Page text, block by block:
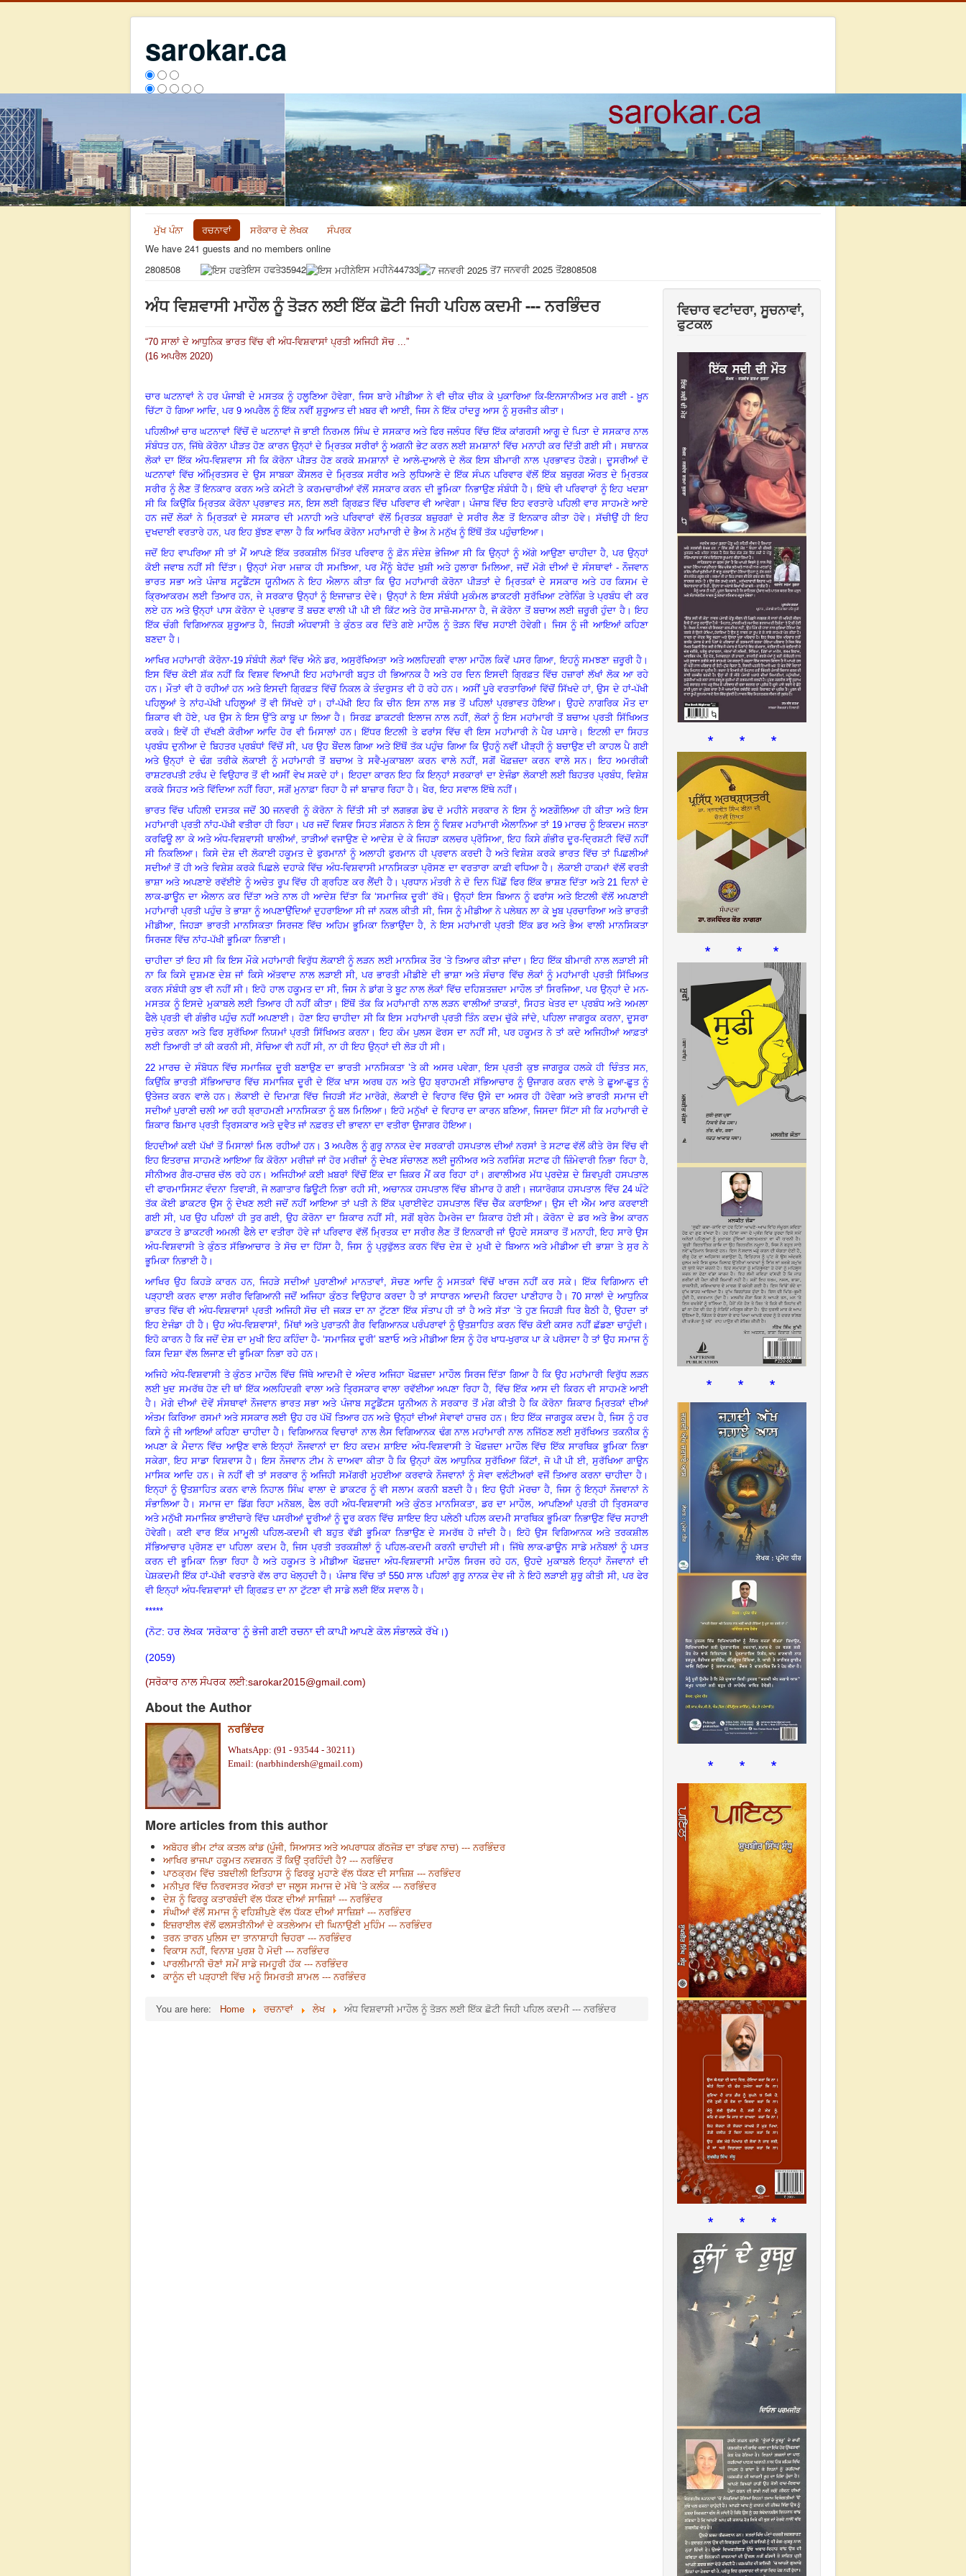
sarokar.ca
ਮੁੱਖ ਪੰਨਾ ਰਚਨਾਵਾਂ ਸਰੋਕਾਰ ਦੇ ਲੇਖਕ
ਸੰਪਰਕ
We have 241 guests and no members online
2808508
ਇਸ ਹਫਤੇ35942 ਇਸ ਮਹੀਨੇ44733 7 ਜਨਵਰੀ 2025 ਤੋਂ2808508
ਅੰਧ ਵਿਸ਼ਵਾਸੀ ਮਾਹੌਲ ਨੂੰ ਤੋੜਨ ਲਈ ਇੱਕ ਛੋਟੀ ਜਿਹੀ ਪਹਿਲ ਕਦਮੀ --- ਨਰਭਿੰਦਰ
“70 ਸਾਲਾਂ ਦੇ ਆਧੁਨਿਕ ਭਾਰਤ ਵਿੱਚ ਵੀ ਅੰਧ-ਵਿਸ਼ਵਾਸਾਂ ਪ੍ਰਤੀ ਅਜਿਹੀ ਸੋਚ ... ”
(16 ਅਪਰੈਲ 2020)
ਚਾਰ ਘਟਨਾਵਾਂ ਨੇ ਹਰ ਪੰਜਾਬੀ ਦੇ ਮਸਤਕ ਨੂੰ ਹਲੂਣਿਆ ਹੋਵੇਗਾ , ਜਿਸ ਬਾਰੇ ਮੀਡੀਆ ਨੇ ਵੀ ਚੀਕ ਚੀਕ ਕੇ ਪੁਕਾਰਿਆ ਕਿ-ਇਨਸਾਨੀਅਤ ਮਰ ਗਈ - ਖ਼ੂਨ
ਚਿੱਟਾ ਹੋ ਗਿਆ ਆਦਿ, ਪਰ 9 ਅਪਰੈਲ ਨੂੰ ਇੱਕ ਨਵੀਂ ਸ਼ੁਰੂਆਤ ਦੀ ਖ਼ਬਰ ਵੀ ਆਈ, ਜਿਸ ਨੇ ਇੱਕ ਹਾਂਦਰੂ ਆਸ ਨੂੰ ਸੁਰਜੀਤ ਕੀਤਾ।
ਪਹਿਲੀਆਂ ਚਾਰ ਘਟਨਾਵਾਂ ਵਿੱਚੋਂ ਦੋ ਘਟਨਾਵਾਂ ਜੋ ਭਾਈ ਨਿਰਮਲ ਸਿੰਘ ਦੇ ਸਸਕਾਰ ਅਤੇ ਫਿਰ ਜਲੰਧਰ ਵਿੱਚ ਇੱਕ ਕਾਂਗਰਸੀ ਆਗੂ ਦੇ ਪਿਤਾ ਦੇ ਸਸਕਾਰ ਨਾਲ
ਸੰਬੰਧਤ ਹਨ, ਜਿੱਥੇ ਕੋਰੋਨਾ ਪੀੜਤ ਹੋਣ ਕਾਰਨ ਉਨ੍ਹਾਂ ਦੇ ਮ੍ਰਿਤਕ ਸਰੀਰਾਂ ਨੂੰ ਅਗਨੀ ਭੇਟ ਕਰਨ ਲਈ ਸ਼ਮਸ਼ਾਨਾਂ ਵਿੱਚ ਮਨਾਹੀ ਕਰ ਦਿੱਤੀ ਗਈ ਸੀ। ਸਥਾਨਕ
ਲੋਕਾਂ ਦਾ ਇੱਕ ਅੰਧ-ਵਿਸ਼ਵਾਸ ਸੀ ਕਿ ਕੋਰੋਨਾ ਪੀੜਤ ਹੋਣ ਕਰਕੇ ਸ਼ਮਸ਼ਾਨਾਂ ਦੇ ਆਲੇ-ਦੁਆਲੇ ਦੇ ਲੋਕ ਇਸ ਬੀਮਾਰੀ ਨਾਲ ਪ੍ਰਭਾਵਤ ਹੋਣਗੇ। ਦੂਸਰੀਆਂ ਦੋ
ਘਟਨਾਵਾਂ ਵਿੱਚ ਅੰਮ੍ਰਿਤਸਰ ਦੇ ਉਸ ਸਾਬਕਾ ਕੌਂਸਲਰ ਦੇ ਮ੍ਰਿਤਕ ਸਰੀਰ ਅਤੇ ਲੁਧਿਆਣੇ ਦੇ ਇੱਕ ਸੰਪਨ ਪਰਿਵਾਰ ਵੱਲੋਂ ਇੱਕ ਬਜ਼ੁਰਗ ਔਰਤ ਦੇ ਮ੍ਰਿਤਕ
ਸਰੀਰ ਨੂੰ ਲੈਣ ਤੋਂ ਇਨਕਾਰ ਕਰਨ ਅਤੇ ਕਮੇਟੀ ਤੇ ਕਰਮਚਾਰੀਆਂ ਵੱਲੋਂ ਸਸਕਾਰ ਕਰਨ ਦੀ ਭੂਮਿਕਾ ਨਿਭਾਉਣ ਸੰਬੰਧੀ ਹੈ। ਇੱਥੇ ਵੀ ਪਰਿਵਾਰਾਂ ਨੂੰ ਇਹ ਖਦਸ਼ਾ
ਸੀ ਕਿ ਕਿਉਂਕਿ ਮ੍ਰਿਤਕ ਕੋਰੋਨਾ ਪ੍ਰਭਾਵਤ ਸਨ, ਇਸ ਲਈ ਗ੍ਰਿਫ਼ਤ ਵਿੱਚ ਪਰਿਵਾਰ ਵੀ ਆਵੇਗਾ। ਪੰਜਾਬ ਵਿੱਚ ਇਹ ਵਰਤਾਰੇ ਪਹਿਲੀ ਵਾਰ ਸਾਹਮਣੇ ਆਏ
ਹਨ ਜਦੋਂ ਲੋਕਾਂ ਨੇ ਮ੍ਰਿਤਕਾਂ ਦੇ ਸਸਕਾਰ ਦੀ ਮਨਾਹੀ ਅਤੇ ਪਰਿਵਾਰਾਂ ਵੱਲੋਂ ਮ੍ਰਿਤਕ ਬਜ਼ੁਰਗਾਂ ਦੇ ਸਰੀਰ ਲੈਣ ਤੋਂ ਇਨਕਾਰ ਕੀਤਾ ਹੋਵੇ। ਸੱਚੀਉਂ ਹੀ ਇਹ
ਦੁਖਦਾਈ ਵਰਤਾਰੇ ਹਨ, ਪਰ ਇਹ ਬੁੱਝਣ ਵਾਲਾ ਹੈ ਕਿ ਆਖਿਰ ਕੋਰੋਨਾ ਮਹਾਂਮਾਰੀ ਦੇ ਭੈਅ ਨੇ ਮਨੁੱਖ ਨੂੰ ਇੱਥੋਂ ਤੱਕ ਪਹੁੰਚਾਇਆ।
ਜਦੋਂ ਇਹ ਵਾਪਰਿਆ ਸੀ ਤਾਂ ਮੈਂ ਆਪਣੇ ਇੱਕ ਤਰਕਸ਼ੀਲ ਮਿੱਤਰ ਪਰਿਵਾਰ ਨੂੰ ਫ਼ੋਨ ਸੰਦੇਸ਼ ਭੇਜਿਆ ਸੀ ਕਿ ਉਨ੍ਹਾਂ ਨੂੰ ਅੱਗੇ ਆਉਣਾ ਚਾਹੀਦਾ ਹੈ , ਪਰ ਉਨ੍ਹਾਂ
ਕੋਈ ਜਵਾਬ ਨਹੀਂ ਸੀ ਦਿੱਤਾ। ਉਨ੍ਹਾਂ ਮੇਰਾ ਮਜ਼ਾਕ ਹੀ ਸਮਝਿਆ, ਪਰ ਮੈਂਨੂੰ ਬੇਹੱਦ ਖੁਸ਼ੀ ਅਤੇ ਹੁਲਾਰਾ ਮਿਲਿਆ, ਜਦੋਂ ਮੋਗੇ ਦੀਆਂ ਦੋ ਸੰਸਥਾਵਾਂ - ਨੌਜਵਾਨ
ਭਾਰਤ ਸਭਾ ਅਤੇ ਪੰਜਾਬ ਸਟੂਡੈਂਟਸ ਯੂਨੀਅਨ ਨੇ ਇਹ ਐਲਾਨ ਕੀਤਾ ਕਿ ਉਹ ਮਹਾਂਮਾਰੀ ਕੋਰੋਨਾ ਪੀੜਤਾਂ ਦੇ ਮ੍ਰਿਤਕਾਂ ਦੇ ਸਸਕਾਰ ਅਤੇ ਹਰ ਕਿਸਮ ਦੇ
ਕ੍ਰਿਆਕਰਮ ਲਈ ਤਿਆਰ ਹਨ, ਜੇ ਸਰਕਾਰ ਉਨ੍ਹਾਂ ਨੂੰ ਇਜਾਜ਼ਾਤ ਦੇਵੇ। ਉਨ੍ਹਾਂ ਨੇ ਇਸ ਸੰਬੰਧੀ ਮੁਕੰਮਲ ਡਾਕਟਰੀ ਸੁਰੱਖਿਆ ਟਰੇਨਿੰਗ ਤੇ ਪ੍ਰਬੰਧ ਵੀ ਕਰ
ਲਏ ਹਨ ਅਤੇ ਉਨ੍ਹਾਂ ਪਾਸ ਕੋਰੋਨਾ ਦੇ ਪ੍ਰਭਾਵ ਤੋਂ ਬਚਣ ਵਾਲੀ ਪੀ ਪੀ ਈ ਕਿੱਟ ਅਤੇ ਹੋਰ ਸਾਜ਼ੋ-ਸਮਾਨਾ ਹੈ, ਜੋ ਕੋਰੋਨਾ ਤੋਂ ਬਚਾਅ ਲਈ ਜ਼ਰੂਰੀ ਹੁੰਦਾ ਹੈ। ਇਹ
ਇੱਕ ਚੰਗੀ ਵਿਗਿਆਨਕ ਸ਼ੁਰੂਆਤ ਹੈ, ਜਿਹੜੀ ਅੰਧਵਾਸੀ ਤੇ ਕੁੰਠਤ ਕਰ ਦਿੱਤੇ ਗਏ ਮਾਹੌਲ ਨੂੰ ਤੋੜਨ ਵਿੱਚ ਸਹਾਈ ਹੋਵੇਗੀ। ਜਿਸ ਨੂੰ ਜੀ ਆਇਆਂ ਕਹਿਣਾ
ਬਣਦਾ ਹੈ।
ਆਖਿਰ ਮਹਾਂਮਾਰੀ ਕੋਰੋਨਾ-19 ਸੰਬੰਧੀ ਲੋਕਾਂ ਵਿੱਚ ਐਨੇ ਡਰ, ਅਸੁਰੱਖਿਅਤਾ ਅਤੇ ਅਲਹਿਦਗੀ ਵਾਲਾ ਮਾਹੌਲ ਕਿਵੇਂ ਪਸਰ ਗਿਆ, ਇਹਨੂੰ ਸਮਝਣਾ ਜ਼ਰੂਰੀ ਹੈ।
ਇਸ ਵਿੱਚ ਕੋਈ ਸ਼ੱਕ ਨਹੀਂ ਕਿ ਵਿਸ਼ਵ ਵਿਆਪੀ ਇਹ ਮਹਾਂਮਾਰੀ ਬਹੁਤ ਹੀ ਭਿਆਨਕ ਹੈ ਅਤੇ ਹਰ ਦਿਨ ਇਸਦੀ ਗ੍ਰਿਫ਼ਤ ਵਿੱਚ ਹਜ਼ਾਰਾਂ ਲੱਖਾਂ ਲੋਕ ਆ ਰਹੇ
ਹਨ। ਮੌਤਾਂ ਵੀ ਹੋ ਰਹੀਆਂ ਹਨ ਅਤੇ ਇਸਦੀ ਗ੍ਰਿਫ਼ਤ ਵਿੱਚੋਂ ਨਿਕਲ ਕੇ ਤੰਦਰੁਸਤ ਵੀ ਹੋ ਰਹੇ ਹਨ। ਅਸੀਂ ਪੂਰੇ ਵਰਤਾਰਿਆਂ ਵਿੱਚੋਂ ਸਿੱਖਦੇ ਹਾਂ, ਉਸ ਦੇ ਹਾਂ-ਪੱਖੀ
ਪਹਿਲੂਆਂ ਤੇ ਨਾਂਹ-ਪੱਖੀ ਪਹਿਲੂਆਂ ਤੋਂ ਵੀ ਸਿੱਖਦੇ ਹਾਂ। ਹਾਂ-ਪੱਖੀ ਇਹ ਕਿ ਚੀਨ ਇਸ ਨਾਲ ਸਭ ਤੋਂ ਪਹਿਲਾਂ ਪ੍ਰਭਾਵਤ ਹੋਇਆ। ਉਹਦੇ ਨਾਗਰਿਕ ਮੌਤ ਦਾ
ਸ਼ਿਕਾਰ ਵੀ ਹੋਏ, ਪਰ ਉਸ ਨੇ ਇਸ ਉੱਤੇ ਕਾਬੂ ਪਾ ਲਿਆ ਹੈ। ਸਿਰਫ਼ ਡਾਕਟਰੀ ਇਲਾਜ ਨਾਲ ਨਹੀਂ, ਲੋਕਾਂ ਨੂੰ ਇਸ ਮਹਾਂਮਾਰੀ ਤੋਂ ਬਚਾਅ ਪ੍ਰਤੀ ਸਿੱਖਿਅਤ
ਕਰਕੇ। ਇਵੇਂ ਹੀ ਦੱਖਣੀ ਕੋਰੀਆ ਆਦਿ ਹੋਰ ਵੀ ਮਿਸਾਲਾਂ ਹਨ। ਇੱਧਰ ਇਟਲੀ ਤੇ ਫਰਾਂਸ ਵਿੱਚ ਵੀ ਇਸ ਮਹਾਂਮਾਰੀ ਨੇ ਪੈਰ ਪਸਾਰੇ। ਇਟਲੀ ਦਾ ਸਿਹਤ
ਪ੍ਰਬੰਧ ਦੁਨੀਆ ਦੇ ਬਿਹਤਰ ਪ੍ਰਬੰਧਾਂ ਵਿੱਚੋਂ ਸੀ, ਪਰ ਉਹ ਬੌਂਦਲ ਗਿਆ ਅਤੇ ਇੱਥੋਂ ਤੱਕ ਪਹੁੰਚ ਗਿਆ ਕਿ ਉਹਨੂੰ ਨਵੀਂ ਪੀੜ੍ਹੀ ਨੂੰ ਬਚਾਉਣ ਦੀ ਕਾਹਲ ਪੈ ਗਈ
ਅਤੇ ਉਨ੍ਹਾਂ ਦੇ ਢੰਗ ਤਰੀਕੇ ਲੋਕਾਈ ਨੂੰ ਮਹਾਂਮਾਰੀ ਤੋਂ ਬਚਾਅ ਤੇ ਸਵੈ-ਮੁਕਾਬਲਾ ਕਰਨ ਵਾਲੇ ਨਹੀਂ, ਸਗੋਂ ਖੌਫ਼ਜ਼ਦਾ ਕਰਨ ਵਾਲੇ ਸਨ। ਇਹ ਅਮਰੀਕੀ
ਰਾਸ਼ਟਰਪਤੀ ਟਰੰਪ ਦੇ ਵਿਉਹਾਰ ਤੋਂ ਵੀ ਅਸੀਂ ਵੇਖ ਸਕਦੇ ਹਾਂ। ਇਹਦਾ ਕਾਰਨ ਇਹ ਕਿ ਇਨ੍ਹਾਂ ਸਰਕਾਰਾਂ ਦਾ ਏਜੰਡਾ ਲੋਕਾਈ ਲਈ ਬਿਹਤਰ ਪ੍ਰਬੰਧ, ਵਿਸ਼ੇਸ਼
ਕਰਕੇ ਸਿਹਤ ਅਤੇ ਵਿੱਦਿਆ ਨਹੀਂ ਰਿਹਾ, ਸਗੋਂ ਮੁਨਾਫ਼ਾ ਰਿਹਾ ਹੈ ਜਾਂ ਬਾਜ਼ਾਰ ਰਿਹਾ ਹੈ। ਖੈਰ, ਇਹ ਸਵਾਲ ਇੱਥੇ ਨਹੀਂ।
ਭਾਰਤ ਵਿੱਚ ਪਹਿਲੀ ਦਸਤਕ ਜਦੋਂ30 ਜਨਵਰੀ ਨੂੰ ਕੋਰੋਨਾ ਨੇ ਦਿੱਤੀ ਸੀ ਤਾਂ ਲਗਭਗ ਡੇਢ ਦੋ ਮਹੀਨੇ ਸਰਕਾਰ ਨੇ ਇਸ ਨੂੰ ਅਣਗੌਲਿਆ ਹੀ ਕੀਤਾ ਅਤੇ ਇਸ
ਮਹਾਂਮਾਰੀ ਪ੍ਰਤੀ ਨਾਂਹ-ਪੱਖੀ ਵਤੀਰਾ ਹੀ ਰਿਹਾ। ਪਰ ਜਦੋਂ ਵਿਸ਼ਵ ਸਿਹਤ ਸੰਗਠਨ ਨੇ ਇਸ ਨੂੰ ਵਿਸ਼ਵ ਮਹਾਂਮਾਰੀ ਐਲਾਨਿਆ ਤਾਂ 19 ਮਾਰਚ ਨੂੰ ਇਕਦਮ ਜਨਤਾ
ਕਰਫਿਊ ਲਾ ਕੇ ਅਤੇ ਅੰਧ-ਵਿਸ਼ਵਾਸੀ ਥਾਲੀਆਂ, ਤਾੜੀਆਂ ਵਜਾਉਣ ਦੇ ਆਦੇਸ਼ ਦੇ ਕੇ ਜਿਹੜਾ ਕਲਚਰ ਪ੍ਰੋਸਿਆ, ਇਹ ਕਿਸੇ ਗੰਭੀਰ ਦੂਰ-ਦ੍ਰਿਸ਼ਟੀ ਵਿੱਚੋਂ ਨਹੀਂ
ਸੀ ਨਿਕਲਿਆ। ਕਿਸੇ ਦੇਸ਼ ਦੀ ਲੋਕਾਈ ਹਕੂਮਤ ਦੇ ਫੁਰਮਾਨਾਂ ਨੂੰ ਅਲਾਹੀ ਫੁਰਮਾਨ ਹੀ ਪ੍ਰਵਾਨ ਕਰਦੀ ਹੈ ਅਤੇ ਵਿਸ਼ੇਸ਼ ਕਰਕੇ ਭਾਰਤ ਵਿੱਚ ਤਾਂ ਪਿਛਲੀਆਂ
ਸਦੀਆਂ ਤੋਂ ਹੀ ਅਤੇ ਵਿਸ਼ੇਸ਼ ਕਰਕੇ ਪਿਛਲੇ ਦਹਾਕੇ ਵਿੱਚ ਅੰਧ-ਵਿਸ਼ਵਾਸੀ ਮਾਨਸਿਕਤਾ ਪ੍ਰੋਸਣ ਦਾ ਵਰਤਾਰਾ ਕਾਫ਼ੀ ਵਧਿਆ ਹੈ। ਲੋਕਾਈ ਹਾਕਮਾਂ ਵੱਲੋਂ ਵਰਤੀ
ਭਾਸ਼ਾ ਅਤੇ ਅਪਣਾਏ ਰਵੱਈਏ ਨੂੰ ਅਚੇਤ ਰੂਪ ਵਿੱਚ ਹੀ ਗ੍ਰਹਿਣ ਕਰ ਲੈਂਦੀ ਹੈ। ਪ੍ਰਧਾਨ ਮੰਤਰੀ ਨੇ ਦੋ ਦਿਨ ਪਿੱਛੋਂ ਫਿਰ ਇੱਕ ਭਾਸ਼ਣ ਦਿੱਤਾ ਅਤੇ 21 ਦਿਨਾਂ ਦੇ
ਲਾਕ-ਡਾਊਨ ਦਾ ਐਲਾਨ ਕਰ ਦਿੱਤਾ ਅਤੇ ਨਾਲ ਹੀ ਆਦੇਸ਼ ਦਿੱਤਾ ਕਿ ‘ਸਮਾਜਿਕ ਦੂਰੀ’ ਰੱਖੋ। ਉਨ੍ਹਾਂ ਇਸ ਬਿਆਨ ਨੂੰ ਫਰਾਂਸ ਅਤੇ ਇਟਲੀ ਵੱਲੋਂ ਅਪਣਾਈ
ਮਹਾਂਮਾਰੀ ਪ੍ਰਤੀ ਪਹੁੰਚ ਤੇ ਭਾਸ਼ਾ ਨੂੰ ਅਪਣਾਉਂਦਿਆਂ ਦੁਹਰਾਇਆ ਸੀ ਜਾਂ ਨਕਲ ਕੀਤੀ ਸੀ, ਜਿਸ ਨੂੰ ਮੀਡੀਆ ਨੇ ਪਲੇਥਨ ਲਾ ਕੇ ਖੂਬ ਪ੍ਰਚਾਰਿਆ ਅਤੇ ਭਾਰਤੀ
ਮੀਡੀਆ, ਜਿਹੜਾ ਭਾਰਤੀ ਮਾਨਸਿਕਤਾ ਸਿਰਜਣ ਵਿੱਚ ਅਹਿਮ ਭੂਮਿਕਾ ਨਿਭਾਉਂਦਾ ਹੈ, ਨੇ ਇਸ ਮਹਾਂਮਾਰੀ ਪ੍ਰਤੀ ਇੱਕ ਡਰ ਅਤੇ ਭੈਅ ਵਾਲੀ ਮਾਨਸਿਕਤਾ
ਸਿਰਜਣ ਵਿੱਚ ਨਾਂਹ-ਪੱਖੀ ਭੂਮਿਕਾ ਨਿਭਾਈ।
ਚਾਹੀਦਾ ਤਾਂ ਇਹ ਸੀ ਕਿ ਇਸ ਮੌਕੇ ਮਹਾਂਮਾਰੀ ਵਿਰੁੱਧ ਲੋਕਾਈ ਨੂੰ ਲੜਨ ਲਈ ਮਾਨਸਿਕ ਤੌਰ ’ਤੇ ਤਿਆਰ ਕੀਤਾ ਜਾਂਦਾ। ਇਹ ਇੱਕ ਬੀਮਾਰੀ ਨਾਲ ਲੜਾਈ ਸੀ
ਨਾ ਕਿ ਕਿਸੇ ਦੁਸ਼ਮਣ ਦੇਸ਼ ਜਾਂ ਕਿਸੇ ਅੱਤਵਾਦ ਨਾਲ ਲੜਾਈ ਸੀ, ਪਰ ਭਾਰਤੀ ਮੀਡੀਏ ਦੀ ਭਾਸ਼ਾ ਅਤੇ ਸੰਚਾਰ ਵਿੱਚ ਲੋਕਾਂ ਨੂੰ ਮਹਾਂਮਾਰੀ ਪ੍ਰਤੀ ਸਿੱਖਿਅਤ
ਕਰਨ ਸੰਬੰਧੀ ਕੁਝ ਵੀ ਨਹੀਂ ਸੀ। ਇਹੋ ਹਾਲ ਹਕੂਮਤ ਦਾ ਸੀ, ਜਿਸ ਨੇ ਡਾਂਗ ਤੇ ਬੂਟ ਨਾਲ ਲੋਕਾਂ ਵਿੱਚ ਦਹਿਸ਼ਤਜ਼ਦਾ ਮਾਹੌਲ ਤਾਂ ਸਿਰਜਿਆ, ਪਰ ਉਨ੍ਹਾਂ ਦੇ ਮਨ-
ਮਸਤਕ ਨੂੰ ਇਸਦੇ ਮੁਕਾਬਲੇ ਲਈ ਤਿਆਰ ਹੀ ਨਹੀਂ ਕੀਤਾ। ਇੱਥੋਂ ਤੱਕ ਕਿ ਮਹਾਂਮਾਰੀ ਨਾਲ ਲੜਨ ਵਾਲੀਆਂ ਤਾਕਤਾਂ, ਸਿਹਤ ਖੇਤਰ ਦਾ ਪ੍ਰਬੰਧ ਅਤੇ ਅਮਲਾ
ਫੈਲੇ ਪ੍ਰਤੀ ਵੀ ਗੰਭੀਰ ਪਹੁੰਚ ਨਹੀਂ ਅਪਣਾਈ। ਹੋਣਾ ਇਹ ਚਾਹੀਦਾ ਸੀ ਕਿ ਇਸ ਮਹਾਂਮਾਰੀ ਪ੍ਰਤੀ ਤਿੰਨ ਕਦਮ ਚੁੱਕੇ ਜਾਂਦੇ, ਪਹਿਲਾ ਜਾਗਰੂਕ ਕਰਨਾ, ਦੂਸਰਾ
ਸੁਚੇਤ ਕਰਨਾ ਅਤੇ ਫਿਰ ਸੁਰੱਖਿਆ ਨਿਯਮਾਂ ਪ੍ਰਤੀ ਸਿੱਖਿਅਤ ਕਰਨਾ। ਇਹ ਕੰਮ ਪੁਲਸ ਫੋਰਸ ਦਾ ਨਹੀਂ ਸੀ, ਪਰ ਹਕੂਮਤ ਨੇ ਤਾਂ ਕਦੇ ਅਜਿਹੀਆਂ ਆਫ਼ਤਾਂ
ਲਈ ਤਿਆਰੀ ਤਾਂ ਕੀ ਕਰਨੀ ਸੀ, ਸੋਚਿਆ ਵੀ ਨਹੀਂ ਸੀ, ਨਾ ਹੀ ਇਹ ਉਨ੍ਹਾਂ ਦੀ ਲੋੜ ਹੀ ਸੀ।
22 ਮਾਰਚ ਦੇ ਸੰਬੋਧਨ ਵਿੱਚ ਸਮਾਜਿਕ ਦੂਰੀ ਬਣਾਉਣ ਦਾ ਭਾਰਤੀ ਮਾਨਸਿਕਤਾ ’ਤੇ ਕੀ ਅਸਰ ਪਵੇਗਾ, ਇਸ ਪ੍ਰਤੀ ਕੁਝ ਜਾਗਰੂਕ ਹਲਕੇ ਹੀ ਚਿੰਤਤ ਸਨ,
ਕਿਉਂਕਿ ਭਾਰਤੀ ਸੱਭਿਆਚਾਰ ਵਿੱਚ ਸਮਾਜਿਕ ਦੂਰੀ ਦੇ ਇੱਕ ਖਾਸ ਅਰਥ ਹਨ ਅਤੇ ਉਹ ਬ੍ਰਾਹਮਣੀ ਸੱਭਿਆਚਾਰ ਨੂੰ ਉਜਾਗਰ ਕਰਨ ਵਾਲੇ ਤੇ ਛੂਆ-ਛੂਤ ਨੂੰ
ਉਤੇਜਤ ਕਰਨ ਵਾਲੇ ਹਨ। ਲੋਕਾਈ ਦੇ ਦਿਮਾਗ਼ ਵਿੱਚ ਜਿਹੜੀ ਸੱਟ ਮਾਰੋਗੇ, ਲੋਕਾਈ ਦੇ ਵਿਹਾਰ ਵਿੱਚ ਉਸੇ ਦਾ ਅਸਰ ਹੀ ਹੋਵੇਗਾ ਅਤੇ ਭਾਰਤੀ ਸਮਾਜ ਦੀ
ਸਦੀਆਂ ਪੁਰਾਣੀ ਚਲੀ ਆ ਰਹੀ ਬ੍ਰਾਹਮਣੀ ਮਾਨਸਿਕਤਾ ਨੂੰ ਬਲ ਮਿਲਿਆ। ਇਹੋ ਮਨੁੱਖਾਂ ਦੇ ਵਿਹਾਰ ਦਾ ਕਾਰਨ ਬਣਿਆ, ਜਿਸਦਾ ਸਿੱਟਾ ਸੀ ਕਿ ਮਹਾਂਮਾਰੀ ਦੇ
ਸ਼ਿਕਾਰ ਬਿਮਾਰ ਪ੍ਰਤੀ ਤ੍ਰਿਸਕਾਰ ਅਤੇ ਦੁਵੈਤ ਜਾਂ ਨਫ਼ਰਤ ਦੀ ਭਾਵਨਾ ਦਾ ਵਤੀਰਾ ਉਜਾਗਰ ਹੋਇਆ।
ਇਹਦੀਆਂ ਕਈ ਪੱਖਾਂ ਤੋਂ ਮਿਸਾਲਾਂ ਮਿਲ ਰਹੀਆਂ ਹਨ। 3 ਅਪਰੈਲ ਨੂੰ ਗੁਰੂ ਨਾਨਕ ਦੇਵ ਸਰਕਾਰੀ ਹਸਪਤਾਲ ਦੀਆਂ ਨਰਸਾਂ ਤੇ ਸਟਾਫ ਵੱਲੋਂ ਕੀਤੇ ਰੋਸ ਵਿੱਚ ਵੀ
ਇਹ ਇਤਰਾਜ਼ ਸਾਹਮਣੇ ਆਇਆ ਕਿ ਕੋਰੋਨਾ ਮਰੀਜ਼ਾਂ ਜਾਂ ਹੋਰ ਮਰੀਜ਼ਾਂ ਨੂੰ ਦੇਖਣ ਸੰਚਾਲਣ ਲਈ ਜੂਨੀਅਰ ਅਤੇ ਨਰਸਿੰਗ ਸਟਾਫ ਹੀ ਜ਼ਿੰਮੇਵਾਰੀ ਨਿਭਾ ਰਿਹਾ ਹੈ,
ਸੀਨੀਅਰ ਗੈਰ-ਹਾਜ਼ਰ ਚੱਲ ਰਹੇ ਹਨ। ਅਜਿਹੀਆਂ ਕਈ ਖ਼ਬਰਾਂ ਵਿੱਚੋਂ ਇੱਕ ਦਾ ਜ਼ਿਕਰ ਮੈਂ ਕਰ ਰਿਹਾ ਹਾਂ। ਗਵਾਲੀਅਰ ਮੱਧ ਪ੍ਰਦੇਸ਼ ਦੇ ਸ਼ਿਵਪੁਰੀ ਹਸਪਤਾਲ
ਦੀ ਫਾਰਮਾਸਿਸਟ ਵੰਦਨਾ ਤਿਵਾੜੀ, ਜੋ ਲਗਾਤਾਰ ਡਿਊਟੀ ਨਿਭਾ ਰਹੀ ਸੀ, ਅਚਾਨਕ ਹਸਪਤਾਲ ਵਿੱਚ ਬੀਮਾਰ ਹੋ ਗਈ। ਜਯਾਰੋਗਯ ਹਸਪਤਾਲ ਵਿੱਚ 24 ਘੰਟੇ
ਤੱਕ ਕੋਈ ਡਾਕਟਰ ਉਸ ਨੂੰ ਦੇਖਣ ਲਈ ਜਦੋਂ ਨਹੀਂ ਆਇਆ ਤਾਂ ਪਤੀ ਨੇ ਇੱਕ ਪ੍ਰਾਈਵੇਟ ਹਸਪਤਾਲ ਵਿੱਚ ਚੈੱਕ ਕਰਾਇਆ। ਉਸ ਦੀ ਐੱਮ ਆਰ ਕਰਵਾਈ
ਗਈ ਸੀ, ਪਰ ਉਹ ਪਹਿਲਾਂ ਹੀ ਤੁਰ ਗਈ, ਉਹ ਕੋਰੋਨਾ ਦਾ ਸ਼ਿਕਾਰ ਨਹੀਂ ਸੀ, ਸਗੋਂ ਬ੍ਰੇਨ ਹੈਮਰੇਜ ਦਾ ਸ਼ਿਕਾਰ ਹੋਈ ਸੀ। ਕੋਰੋਨਾ ਦੇ ਡਰ ਅਤੇ ਭੈਅ ਕਾਰਨ
ਡਾਕਟਰ ਤੇ ਡਾਕਟਰੀ ਅਮਲੀ ਫੈਲੇ ਦਾ ਵਤੀਰਾ ਹੋਵੇ ਜਾਂ ਪਰਿਵਾਰ ਵੱਲੋਂ ਮ੍ਰਿਤਕ ਦਾ ਸਰੀਰ ਲੈਣ ਤੋਂ ਇਨਕਾਰੀ ਜਾਂ ਉਹਦੇ ਸਸਕਾਰ ਤੋਂ ਮਨਾਹੀ, ਇਹ ਸਾਰੇ ਉਸ
ਅੰਧ-ਵਿਸ਼ਵਾਸੀ ਤੇ ਕੁੰਠਤ ਸੱਭਿਆਚਾਰ ਤੇ ਸੋਚ ਦਾ ਹਿੱਸਾ ਹੈ, ਜਿਸ ਨੂੰ ਪ੍ਰੁਫੁੱਲਤ ਕਰਨ ਵਿੱਚ ਦੇਸ਼ ਦੇ ਮੁਖੀ ਦੇ ਬਿਆਨ ਅਤੇ ਮੀਡੀਆ ਦੀ ਭਾਸ਼ਾ ਤੇ ਸੁਰ ਨੇ
ਭੂਮਿਕਾ ਨਿਭਾਈ ਹੈ।
ਆਖਿਰ ਉਹ ਕਿਹੜੇ ਕਾਰਨ ਹਨ, ਜਿਹੜੇ ਸਦੀਆਂ ਪੁਰਾਣੀਆਂ ਮਾਨਤਾਵਾਂ, ਸੋਚਣ ਆਦਿ ਨੂੰ ਮਸਤਕਾਂ ਵਿੱਚੋਂ ਖਾਰਜ ਨਹੀਂ ਕਰ ਸਕੇ। ਇੱਕ ਵਿਗਿਆਨ ਦੀ
ਪੜ੍ਹਾਈ ਕਰਨ ਵਾਲਾ ਸਰੀਰ ਵਿਗਿਆਨੀ ਜਦੋਂ ਅਜਿਹਾ ਕੁੰਠਤ ਵਿਉਹਾਰ ਕਰਦਾ ਹੈ ਤਾਂ ਸਾਧਾਰਨ ਆਦਮੀ ਕਿਹਦਾ ਪਾਣੀਹਾਰ ਹੈ। 70 ਸਾਲਾਂ ਦੇ ਆਧੁਨਿਕ
ਭਾਰਤ ਵਿੱਚ ਵੀ ਅੰਧ-ਵਿਸ਼ਵਾਸਾਂ ਪ੍ਰਤੀ ਅਜਿਹੀ ਸੋਚ ਦੀ ਜਕੜ ਦਾ ਨਾ ਟੁੱਟਣਾ ਇੱਕ ਸੰਤਾਪ ਹੀ ਤਾਂ ਹੈ ਅਤੇ ਸੱਤਾ ’ਤੇ ਹੁਣ ਜਿਹੜੀ ਧਿਰ ਬੈਠੀ ਹੈ, ਉਹਦਾ ਤਾਂ
ਇਹ ਏਜੰਡਾ ਹੀ ਹੈ। ਉਹ ਅੰਧ-ਵਿਸ਼ਵਾਸਾਂ, ਮਿੱਥਾਂ ਅਤੇ ਪੁਰਾਤਨੀ ਗੈਰ ਵਿਗਿਆਨਕ ਪਰੰਪਰਾਵਾਂ ਨੂੰ ਉਤਸ਼ਾਹਿਤ ਕਰਨ ਵਿੱਚ ਕੋਈ ਕਸਰ ਨਹੀਂ ਛੱਡਣਾ ਚਾਹੁੰਦੀ।
ਇਹੋ ਕਾਰਨ ਹੈ ਕਿ ਜਦੋਂ ਦੇਸ਼ ਦਾ ਮੁਖੀ ਇਹ ਕਹਿੰਦਾ ਹੈ- ‘ਸਮਾਜਿਕ ਦੂਰੀ’ ਬਣਾਓ ਅਤੇ ਮੀਡੀਆ ਇਸ ਨੂੰ ਹੋਰ ਖਾਧ-ਖੁਰਾਕ ਪਾ ਕੇ ਪਰੋਸਦਾ ਹੈ ਤਾਂ ਉਹ ਸਮਾਜ ਨੂੰ
ਕਿਸ ਦਿਸ਼ਾ ਵੱਲ ਲਿਜਾਣ ਦੀ ਭੂਮਿਕਾ ਨਿਭਾ ਰਹੇ ਹਨ।
ਅਜਿਹੇ ਅੰਧ-ਵਿਸ਼ਵਾਸੀ ਤੇ ਕੁੰਠਤ ਮਾਹੌਲ ਵਿੱਚ ਜਿੱਥੇ ਆਦਮੀ ਦੇ ਅੰਦਰ ਅਜਿਹਾ ਖੌਫ਼ਜ਼ਦਾ ਮਾਹੌਲ ਸਿਰਜ ਦਿੱਤਾ ਗਿਆ ਹੈ ਕਿ ਉਹ ਮਹਾਂਮਾਰੀ ਵਿਰੁੱਧ ਲੜਨ
ਲਈ ਖੁਦ ਸਮਰੱਥ ਹੋਣ ਦੀ ਥਾਂ ਇੱਕ ਅਲਹਿਦਗੀ ਵਾਲਾ ਅਤੇ ਤ੍ਰਿਸਕਾਰ ਵਾਲਾ ਰਵੱਈਆ ਅਪਣਾ ਰਿਹਾ ਹੈ , ਵਿੱਚ ਇੱਕ ਆਸ ਦੀ ਕਿਰਨ ਵੀ ਸਾਹਮਣੇ ਆਈ
ਹੈ। ਮੋਗੇ ਦੀਆਂ ਦੋਵੇਂ ਸੰਸਥਾਵਾਂ ਨੌਜਵਾਨ ਭਾਰਤ ਸਭਾ ਅਤੇ ਪੰਜਾਬ ਸਟੂਡੈਂਟਸ ਯੂਨੀਅਨ ਨੇ ਸਰਕਾਰ ਤੋਂ ਮੰਗ ਕੀਤੀ ਹੈ ਕਿ ਕੋਰੋਨਾ ਸ਼ਿਕਾਰ ਮ੍ਰਿਤਕਾਂ ਦੀਆਂ
ਅੰਤਮ ਕਿਰਿਆ ਰਸਮਾਂ ਅਤੇ ਸਸਕਾਰ ਲਈ ਉਹ ਹਰ ਪੱਖੋਂ ਤਿਆਰ ਹਨ ਅਤੇ ਉਨ੍ਹਾਂ ਦੀਆਂ ਸੇਵਾਵਾਂ ਹਾਜ਼ਰ ਹਨ। ਇਹ ਇੱਕ ਜਾਗਰੂਕ ਕਦਮ ਹੈ, ਜਿਸ ਨੂੰ ਹਰ
ਕਿਸੇ ਨੂੰ ਜੀ ਆਇਆਂ ਕਹਿਣਾ ਚਾਹੀਦਾ ਹੈ। ਵਿਗਿਆਨਕ ਵਿਚਾਰਾਂ ਨਾਲ ਲੈਸ ਵਿਗਿਆਨਕ ਢੰਗ ਨਾਲ ਮਹਾਂਮਾਰੀ ਨਾਲ ਨਜਿੱਠਣ ਲਈ ਸੁਰੱਖਿਅਤ ਤਕਨੀਕ ਨੂੰ
ਅਪਣਾ ਕੇ ਮੈਦਾਨ ਵਿੱਚ ਆਉਣ ਵਾਲੇ ਇਨ੍ਹਾਂ ਨੌਜਵਾਨਾਂ ਦਾ ਇਹ ਕਦਮ ਸ਼ਾਇਦ ਅੰਧ-ਵਿਸ਼ਵਾਸੀ ਤੇ ਖੌਫ਼ਜ਼ਦਾ ਮਾਹੌਲ ਵਿੱਚ ਇੱਕ ਸਾਰਥਿਕ ਭੂਮਿਕਾ ਨਿਭਾ
ਸਕੇਗਾ, ਇਹ ਸਾਡਾ ਵਿਸ਼ਵਾਸ ਹੈ। ਇਸ ਨੌਜਵਾਨ ਟੀਮ ਨੇ ਦਾਅਵਾ ਕੀਤਾ ਹੈ ਕਿ ਉਨ੍ਹਾਂ ਕੋਲ ਆਧੁਨਿਕ ਸੁਰੱਖਿਆ ਕਿੱਟਾਂ, ਜੋ ਪੀ ਪੀ ਈ, ਸੁਰੱਖਿਆ ਗਾਊਨ
ਮਾਸਿਕ ਆਦਿ ਹਨ। ਜੇ ਨਹੀਂ ਵੀ ਤਾਂ ਸਰਕਾਰ ਨੂੰ ਅਜਿਹੀ ਸਮੱਗਰੀ ਮੁਹਈਆ ਕਰਵਾਕੇ ਨੌਜਵਾਨਾਂ ਨੂੰ ਸੇਵਾ ਵਲੰਟੀਅਰਾਂ ਵਜੋਂ ਤਿਆਰ ਕਰਨਾ ਚਾਹੀਦਾ ਹੈ।
ਇਨ੍ਹਾਂ ਨੂੰ ਉਤਸ਼ਾਹਿਤ ਕਰਨ ਵਾਲੇ ਨਿਹਾਲ ਸਿੰਘ ਵਾਲਾ ਦੇ ਡਾਕਟਰ ਨੂੰ ਵੀ ਸਲਾਮ ਕਰਨੀ ਬਣਦੀ ਹੈ। ਇਹ ਉਹੀ ਮੋਰਚਾ ਹੈ, ਜਿਸ ਨੂੰ ਇਨ੍ਹਾਂ ਨੌਜਵਾਨਾਂ ਨੇ
ਸੰਭਾਲਿਆ ਹੈ। ਸਮਾਜ ਦਾ ਡਿੱਗ ਰਿਹਾ ਮਨੋਬਲ, ਫੈਲ ਰਹੀ ਅੰਧ-ਵਿਸ਼ਵਾਸੀ ਅਤੇ ਕੁੰਠਤ ਮਾਨਸਿਕਤਾ, ਡਰ ਦਾ ਮਾਹੌਲ, ਆਪਣਿਆਂ ਪ੍ਰਤੀ ਹੀ ਤ੍ਰਿਸਕਾਰ
ਅਤੇ ਮਨੁੱਖੀ ਸਮਾਜਿਕ ਭਾਈਚਾਰੇ ਵਿੱਚ ਪਸਰੀਆਂ ਦੂਰੀਆਂ ਨੂੰ ਦੂਰ ਕਰਨ ਵਿੱਚ ਸ਼ਾਇਦ ਇਹ ਪਲੇਠੀ ਪਹਿਲ ਕਦਮੀ ਸਾਰਥਿਕ ਭੂਮਿਕਾ ਨਿਭਾਉਣ ਵਿੱਚ ਸਹਾਈ
ਹੋਵੇਗੀ। ਕਈ ਵਾਰ ਇੱਕ ਮਾਮੂਲੀ ਪਹਿਲ-ਕਦਮੀ ਵੀ ਬਹੁਤ ਵੱਡੀ ਭੂਮਿਕਾ ਨਿਭਾਉਣ ਦੇ ਸਮਰੱਥ ਹੋ ਜਾਂਦੀ ਹੈ। ਇਹੋ ਉਸ ਵਿਗਿਆਨਕ ਅਤੇ ਤਰਕਸ਼ੀਲ
ਸੱਭਿਆਚਾਰ ਪ੍ਰੋਸਣ ਦਾ ਪਹਿਲਾ ਕਦਮ ਹੈ, ਜਿਸ ਪ੍ਰਤੀ ਤਰਕਸ਼ੀਲਾਂ ਨੂੰ ਪਹਿਲ-ਕਦਮੀ ਕਰਨੀ ਚਾਹੀਦੀ ਸੀ। ਜਿੱਥੇ ਲਾਕ-ਡਾਊਨ ਸਾਡੇ ਮਨੋਬਲਾਂ ਨੂੰ ਪਸਤ
ਕਰਨ ਦੀ ਭੂਮਿਕਾ ਨਿਭਾ ਰਿਹਾ ਹੈ ਅਤੇ ਹਕੂਮਤ ਤੇ ਮੀਡੀਆ ਖੌਫ਼ਜ਼ਦਾ ਅੰਧ-ਵਿਸ਼ਵਾਸੀ ਮਾਹੌਲ ਸਿਰਜ ਰਹੇ ਹਨ, ਉਹਦੇ ਮੁਕਾਬਲੇ ਇਨ੍ਹਾਂ ਨੌਜਵਾਨਾਂ ਦੀ
ਪੇਸ਼ਕਦਮੀ ਇੱਕ ਹਾਂ-ਪੱਖੀ ਵਰਤਾਰੇ ਵੱਲ ਰਾਹ ਖੋਲ੍ਹਦੀ ਹੈ। ਪੰਜਾਬ ਵਿੱਚ ਤਾਂ 550 ਸਾਲ ਪਹਿਲਾਂ ਗੁਰੂ ਨਾਨਕ ਦੇਵ ਜੀ ਨੇ ਇਹੋ ਲੜਾਈ ਸ਼ੁਰੂ ਕੀਤੀ ਸੀ, ਪਰ ਫੇਰ
ਵੀ ਇਨ੍ਹਾਂ ਅੰਧ-ਵਿਸ਼ਵਾਸਾਂ ਦੀ ਗ੍ਰਿਫ਼ਤ ਦਾ ਨਾ ਟੁੱਟਣਾ ਵੀ ਸਾਡੇ ਲਈ ਇੱਕ ਸਵਾਲ ਹੈ।
*****
(ਨੋਟ: ਹਰ ਲੇਖਕ ‘ਸਰੋਕਾਰ’ ਨੂੰ ਭੇਜੀ ਗਈ ਰਚਨਾ ਦੀ ਕਾਪੀ ਆਪਣੇ ਕੋਲ ਸੰਭਾਲਕੇ ਰੱਖੇ।)
(2059)
(ਸਰੋਕਾਰ ਨਾਲ ਸੰਪਰਕ ਲਈ:sarokar2015@gmail.com)
About the Author
ਨਰਭਿੰਦਰ
WhatsApp: (91 - 93544 - 30211)
Email: (narbhindersh@gmail.com)
More articles from this author
ਅਬੋਹਰ ਭੀਮ ਟਾਂਕ ਕਤਲ ਕਾਂਡ (ਪੂੰਜੀ, ਸਿਆਸਤ ਅਤੇ ਅਪਰਾਧਕ ਗੱਠਜੋੜ ਦਾ ਤਾਂਡਵ ਨਾਚ) --- ਨਰਭਿੰਦਰ
ਆਖਿਰ ਭਾਜਪਾ ਹਕੂਮਤ ਨਵਸ਼ਰਨ ਤੋਂ ਕਿਉਂ ਤ੍ਰਹਿੰਦੀ ਹੈ? --- ਨਰਭਿੰਦਰ
ਪਾਠਕ੍ਰਮ ਵਿੱਚ ਤਬਦੀਲੀ ਇਤਿਹਾਸ ਨੂੰ ਫਿਰਕੂ ਮੁਹਾਣੇ ਵੱਲ ਧੱਕਣ ਦੀ ਸਾਜ਼ਿਸ਼ --- ਨਰਭਿੰਦਰ
ਮਨੀਪੁਰ ਵਿੱਚ ਨਿਰਵਸਤਰ ਔਰਤਾਂ ਦਾ ਜਲੂਸ ਸਮਾਜ ਦੇ ਮੱਥੇ ’ਤੇ ਕਲੰਕ --- ਨਰਭਿੰਦਰ
ਦੇਸ਼ ਨੂੰ ਫਿਰਕੂ ਕਤਾਰਬੰਦੀ ਵੱਲ ਧੱਕਣ ਦੀਆਂ ਸਾਜ਼ਿਸ਼ਾਂ --- ਨਰਭਿੰਦਰ
ਸੰਘੀਆਂ ਵੱਲੋਂ ਸਮਾਜ ਨੂੰ ਵਹਿਸ਼ੀਪੁਣੇ ਵੱਲ ਧੱਕਣ ਦੀਆਂ ਸਾਜ਼ਿਸ਼ਾਂ --- ਨਰਭਿੰਦਰ
ਇਜ਼ਰਾਈਲ ਵੱਲੋਂ ਫਲਸਤੀਨੀਆਂ ਦੇ ਕਤਲੇਆਮ ਦੀ ਘਿਨਾਉਣੀ ਮੁਹਿੰਮ --- ਨਰਭਿੰਦਰ
ਤਰਨ ਤਾਰਨ ਪੁਲਿਸ ਦਾ ਤਾਨਾਸ਼ਾਹੀ ਚਿਹਰਾ --- ਨਰਭਿੰਦਰ
ਵਿਕਾਸ ਨਹੀਂ, ਵਿਨਾਸ਼ ਪੁਰਸ਼ ਹੈ ਮੋਦੀ --- ਨਰਭਿੰਦਰ
ਪਾਰਲੀਮਾਨੀ ਚੋਣਾਂ ਸਮੇਂ ਸਾਡੇ ਜਮਹੂਰੀ ਹੱਕ --- ਨਰਭਿੰਦਰ
ਕਾਨੂੰਨ ਦੀ ਪੜ੍ਹਾਈ ਵਿੱਚ ਮਨੂੰ ਸਿਮਰਤੀ ਸ਼ਾਮਲ --- ਨਰਭਿੰਦਰ
You are here: Home ਰਚਨਾਵਾਂ ਲੇਖ ਅੰਧ ਵਿਸ਼ਵਾਸੀ ਮਾਹੌਲ ਨੂੰ ਤੋੜਨ ਲਈ ਇੱਕ ਛੋਟੀ ਜਿਹੀ ਪਹਿਲ ਕਦਮੀ --- ਨਰਭਿੰਦਰ
ਵਿਚਾਰ ਵਟਾਂਦਰਾ, ਸੂਚਨਾਵਾਂ,
ਫੁਟਕਲ
* * *
* * *
* * *
* * *
* * *